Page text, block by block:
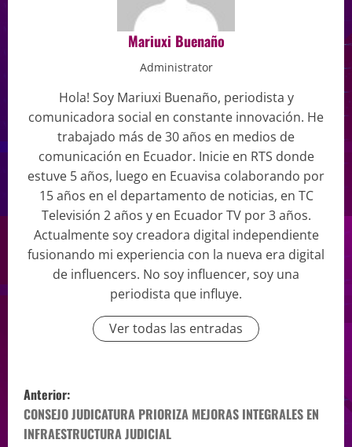
Mariuxi Buenaño
Administrator
Hola! Soy Mariuxi Buenaño, periodista y
comunicadora social en constante innovación. He
trabajado más de 30 años en medios de
comunicación en Ecuador. Inicie en RTS donde
estuve 5 años, luego en Ecuavisa colaborando por
15 años en el departamento de noticias, en TC
Televisión 2 años y en Ecuador TV por 3 años.
Actualmente soy creadora digital independiente
fusionando mi experiencia con la nueva era digital
de influencers. No soy influencer, soy una
periodista que influye.
Ver todas las entradas
Anterior:
CONSEJO JUDICATURA PRIORIZA MEJORAS INTEGRALES EN
INFRAESTRUCTURA JUDICIAL